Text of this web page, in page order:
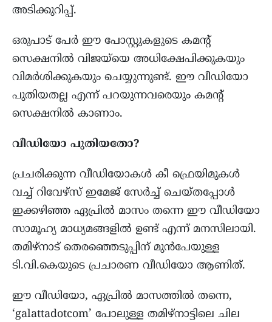
അടിക്കുറിപ്പ്.
ഒരുപാട് പേര്‍ ഈ പോസ്റ്റുകളുടെ കമന്റ്‌
സെക്ഷനില്‍ വിജയ്‌യെ അധിക്ഷേപിക്കുകയും
വിമര്‍ശിക്കുകയും ചെയ്യുന്നുണ്ട്. ഈ വീഡിയോ
പുതിയതല്ല എന്ന് പറയുന്നവരെയും കമന്റ്‌
സെക്ഷനില്‍ കാണാം.
വീഡിയോ പുതിയതോ?
പ്രചരിക്കുന്ന വീഡിയോകള്‍ കീ ഫ്രെയിമുകള്‍
വച്ച് റിവേഴ്സ്‌ ഇമേജ് സേര്‍ച്ച്‌ ചെയ്തപ്പോള്‍
ഇക്കഴിഞ്ഞ ഏപ്രില്‍ മാസം തന്നെ ഈ വീഡിയോ
സാമൂഹ്യ മാധ്യമങ്ങളില്‍ ഉണ്ട് എന്ന് മനസിലായി.
തമിഴ്നാട് തെരഞ്ഞെടുപ്പിന് മുൻപേയുള്ള
ടി.വി.കെയുടെ പ്രചാരണ വീഡിയോ ആണിത്.
ഈ വീഡിയോ, ഏപ്രില്‍ മാസത്തില്‍ തന്നെ,
‘galattadotcom’ പോലുള്ള തമിഴ്നാട്ടിലെ ചില